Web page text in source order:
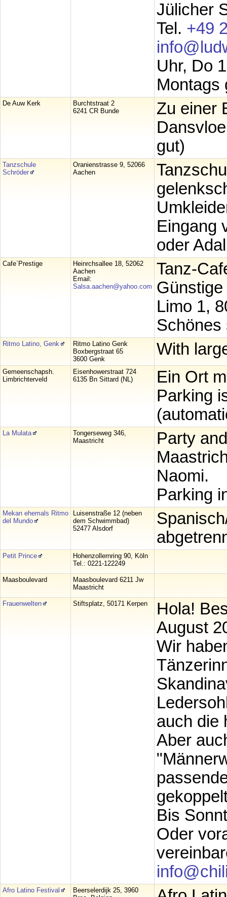
Jülicher
Tel. +49
Uhr, Do
Montags
De Auw Kerk
Burchtstraat 2
6241 CR Bunde
Zu einer
gut)
Tanzschule
Schröder
Oranienstrasse 9, 52066
Aachen
Eingang
oder
Cafe`Prestige
Heinrchsallee 18, 52062
Aachen
Email:
Salsa.aachen@yahoo.com
Tanz-
Limo 1,
Schönes
Ritmo Latino, Genk
Ritmo Latino Genk
Boxbergstraat 65
3600 Genk
With
Gemeenschapsh.
Limbrichterveld
Eisenhowerstraat 724
6135 Bn Sittard (NL)
Ein Ort
Parking
La Mulata
Tongerseweg 346,
Maastricht
Party
Naomi.
Parking
Mekan ehemals Ritmo
del Mundo
Luisenstraße 12 (neben
dem Schwimmbad)
52477 Alsdorf
Petit Prince
Hohenzollernring 90, Köln
Tel.: 0221-122249
Maasboulevard
Maasboulevard 6211 Jw
Maastricht
Frauenwelten Stiftsplatz, 50171 Kerpen
Hola!
August
Wir
auch die
Aber
Bis
Oder
Afro Latino Festival
Beerselerdijk 25, 3960